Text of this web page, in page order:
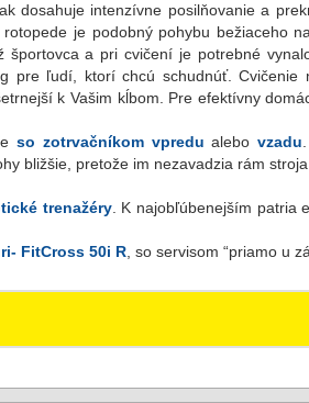
dosahuje intenzívne posilňovanie a
je podobný pohybu bežiaceho
a pri cvičení je potrebné
pre ľudí, ktorí chcú schudnúť. Cvičenie
k Vašim kĺbom. Pre efektívny
so zotrvačníkom vpredu alebovzadu
bližšie, pretože im nezavadzia rám stroja.
trenažéry. K najobľúbenejším patria
FitCross 50i R , so servisom “priamo u